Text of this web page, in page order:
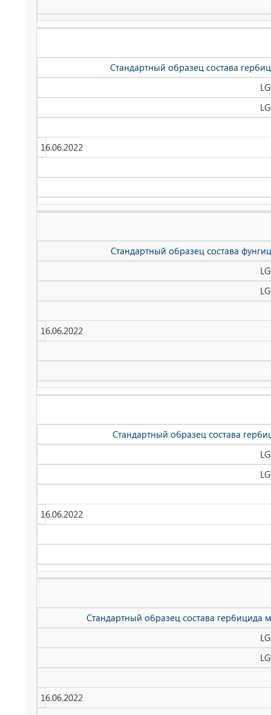
Стандартный образец состава
16.06.2022
Стандартный образец состава
16.06.2022
Стандартный образец состава
16.06.2022
Стандартный образец состава
16.06.2022